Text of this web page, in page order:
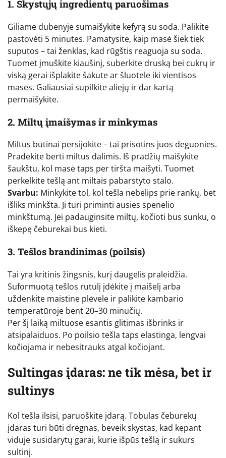
1. Skystųjų ingredientų paruošimas
Giliame dubenyje sumaišykite kefyrą su soda. Palikite
pastovėti 5 minutes. Pamatysite, kaip masė šiek tiek
suputos – tai ženklas, kad rūgštis reaguoja su soda.
Tuomet įmuškite kiaušinį, suberkite druską bei cukrų ir
viską gerai išplakite šakute ar šluotele iki vientisos
masės. Galiausiai supilkite aliejų ir dar kartą
permaišykite.
2. Miltų įmaišymas ir minkymas
Miltus būtinai persijokite – tai prisotins juos deguonies.
Pradėkite berti miltus dalimis. Iš pradžių maišykite
šaukštu, kol masė taps per tiršta maišyti. Tuomet
perkelkite tešlą ant miltais pabarstyto stalo.
Svarbu: Minkykite tol, kol tešla nebelips prie rankų, bet
išliks minkšta. Ji turi priminti ausies spenelio
minkštumą. Jei padauginsite miltų, kočioti bus sunku, o
iškepę čeburekai bus kieti.
3. Tešlos brandinimas (poilsis)
Tai yra kritinis žingsnis, kurį daugelis praleidžia.
Suformuotą tešlos rutulį įdėkite į maišelį arba
uždenkite maistine plėvele ir palikite kambario
temperatūroje bent 20–30 minučių.
Per šį laiką miltuose esantis glitimas išbrinks ir
atsipalaiduos. Po poilsio tešla taps elastinga, lengvai
kočiojama ir nebesitrauks atgal kočiojant.
Sultingas įdaras: ne tik mėsa, bet ir
sultinys
Kol tešla ilsisi, paruoškite įdarą. Tobulas čeburekų
įdaras turi būti drėgnas, beveik skystas, kad kepant
viduje susidarytų garai, kurie išpūs tešlą ir sukurs
sultinį.